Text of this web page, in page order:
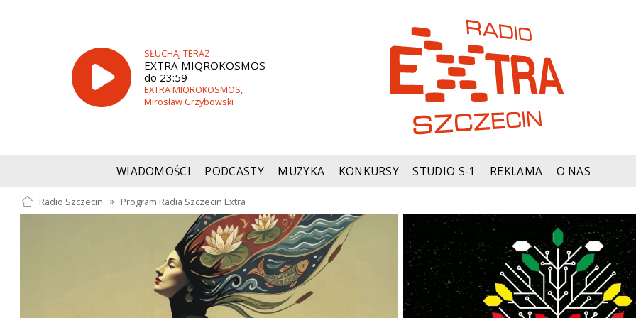
SŁUCHAJ TERAZ
EXTRA MIQROKOSMOS
do 23:59
EXTRA MIQROKOSMOS,
Mirosław Grzybowski
WIADOMOŚCI PODCASTY MUZYKA KONKURSY STUDIO S-1 REKLAMA O NAS
Radio Szczecin » Program Radia Szczecin Extra